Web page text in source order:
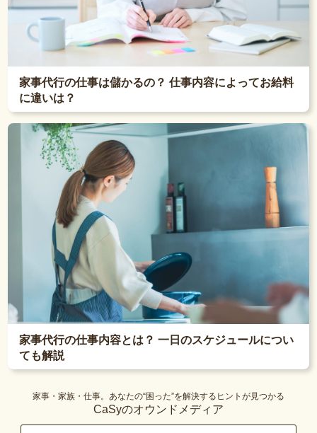
家事代行の仕事は儲かるの？ 仕事内容によってお給料
に違いは？
家事代行の仕事内容とは？ 一日のスケジュールについ
ても解説
家事・家族・仕事。あなたの“困った”を解決するヒントが見つかる
CaSyのオウンドメディア